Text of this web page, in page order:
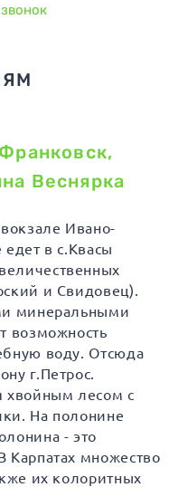
Веснярка
Ивано-
едет в с.Квасы
и Свидовец).
минеральными
возможность
воду. Отсюда
г.Петрос.
хвойным лесом с
На полонине
- это
Карпатах множество
их колоритных